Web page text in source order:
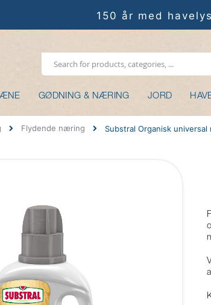
150 år med
GØDNING & NÆRING JORD
Flydende næring Substral Organisk